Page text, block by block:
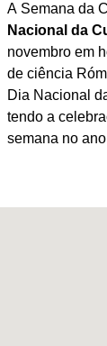
A Semana da
Nacional da
novembro em
de ciência
Dia Nacional
tendo a
semana no